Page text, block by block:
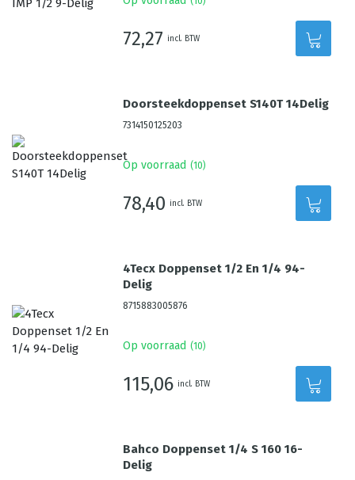
72,27 incl. BTW
Doorsteekdoppenset S140T 14Delig
7314150125203
Op voorraad (10)
78,40 incl. BTW
4Tecx Doppenset 1/2 En 1/4 94-
Delig
8715883005876
Op voorraad (10)
115,06 incl. BTW
Bahco Doppenset 1/4 S 160 16-
Delig